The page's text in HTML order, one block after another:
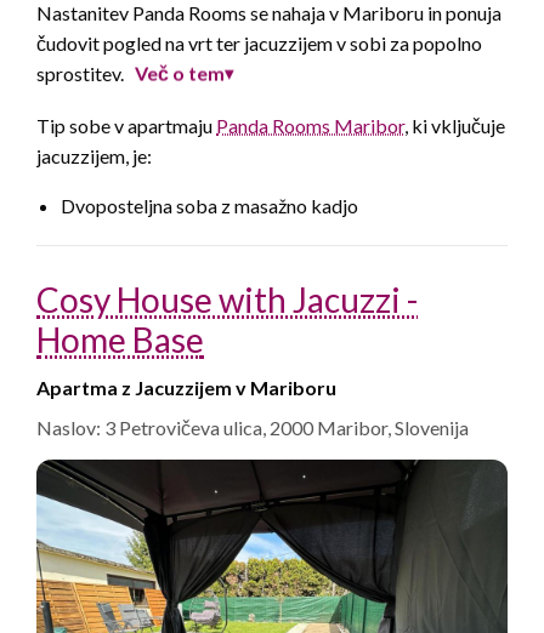
Nastanitev Panda Rooms se nahaja v Mariboru in ponuja
čudovit pogled na vrt ter jacuzzijem v sobi za popolno
sprostitev. Več o tem▾
Tip sobe v apartmaju Panda Rooms Maribor, ki vključuje
jacuzzijem, je:
Dvoposteljna soba z masažno kadjo
Cosy House with Jacuzzi -
Home Base
Apartma z Jacuzzijem v Mariboru
Naslov: 3 Petrovičeva ulica, 2000 Maribor, Slovenija